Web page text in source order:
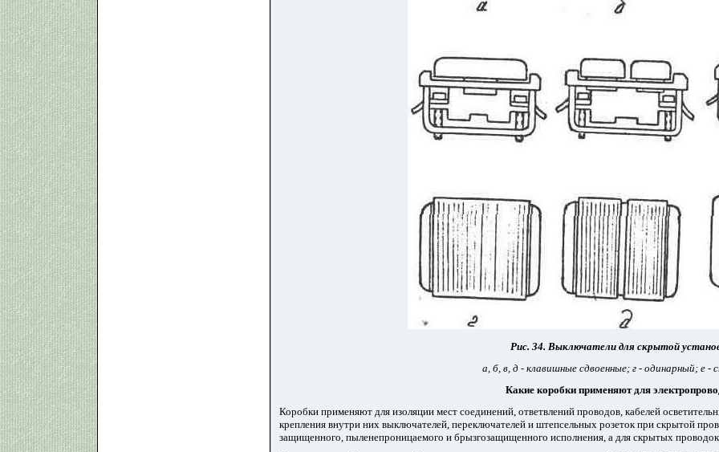
Рис. 34. Выключатели для скрытой
а, б, в, д - клавишные сдвоенные; г - одинарный; е -
Какие коробки применяют для
Коробки применяют для изоляции мест соединений, ответвлений проводов, кабелей
крепления внутри них выключателей, переключателей и штепсельных розеток при скрытой
защищенного, пыленепроницаемого и брызгозащищенного исполнения, а для скрытых